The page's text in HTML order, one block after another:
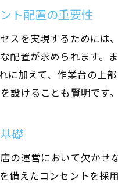
オペレーションフローを
大阪市の飲食店事例か
メンテナンスを容易に
省スペース化を実現す
現場作業効率を最大化
新店舗設計における最初
既存の店舗における電
コンセント設計がもた
ト配置の重要性
スを実現するために
配置が求められます
に加えて、作業台の
設けることも賢明です
礎
の運営において欠か
備えたコンセントを